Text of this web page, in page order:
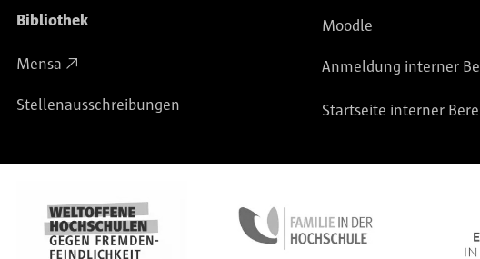
Bibliothek
Mensa
Stellenausschreibungen
Moodle
Anmeldung interner
Startseite interner